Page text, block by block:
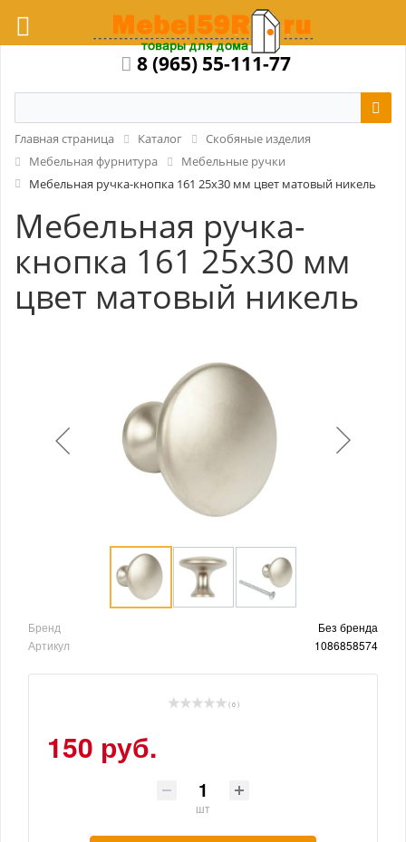
8 (965) 55-111-77
Главная страница Каталог
Скобяные изделия
Мебельная фурнитура
Мебельные ручки
Мебельная ручка-кнопка 161 25x30 мм цвет матовый никель
Мебельная ручка-
кнопка 161 25x30 мм
цвет матовый никель
Бренд
Без бренда
Артикул
1086858574
( 0 )
150 руб.
шт